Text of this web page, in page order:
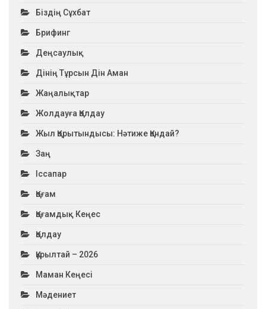
Біздің Сұхбат
Брифинг
Деңсаулық
Дінің Тұрсын Дін Аман
Жаңалықтар
Жолдауға Қолдау
Жыл Қорытындысы: Нәтиже Қандай?
Заң
Іссапар
Қоғам
Қоғамдық Кеңес
Қолдау
Құрылтай – 2026
Маман Кеңесі
Мәдениет